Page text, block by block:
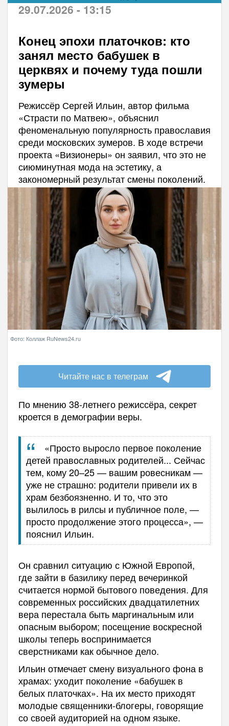
29.07.2026 - 13:15
Конец эпохи платочков: кто
занял место бабушек в
церквях и почему туда пошли
зумеры
Режиссёр Сергей Ильин, автор фильма
«Страсти по Матвею», объяснил
феноменальную популярность православия
среди московских зумеров. В ходе встречи
проекта «Визионеры» он заявил, что это не
сиюминутная мода на эстетику, а
закономерный результат смены поколений.
Фото: Коллаж RuNews24.ru
Читайте нас в телеграм
По мнению 38-летнего режиссёра, секрет
кроется в демографии веры.
«Просто выросло первое поколение
детей православных родителей... Сейчас
тем, кому 20–25 — вашим ровесникам —
уже не страшно: родители привели их в
храм безбоязненно. И то, что это
вылилось в рилсы и публичное поле, —
просто продолжение этого процесса», —
пояснил Ильин.
Он сравнил ситуацию с Южной Европой,
где зайти в базилику перед вечеринкой
считается нормой бытового поведения. Для
современных российских двадцатилетних
вера перестала быть маргинальным или
опасным выбором; посещение воскресной
школы теперь воспринимается
сверстниками как обычное дело.
Ильин отмечает смену визуального фона в
храмах: уходит поколение «бабушек в
белых платочках». На их место приходят
молодые священники-блогеры, говорящие
со своей аудиторией на одном языке.